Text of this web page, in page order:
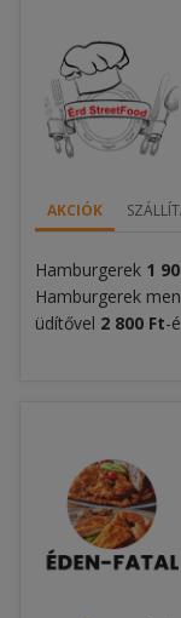
AKCIÓK
Hamburgerek 1
Hamburgerek
üdítővel 2 800 Ft-